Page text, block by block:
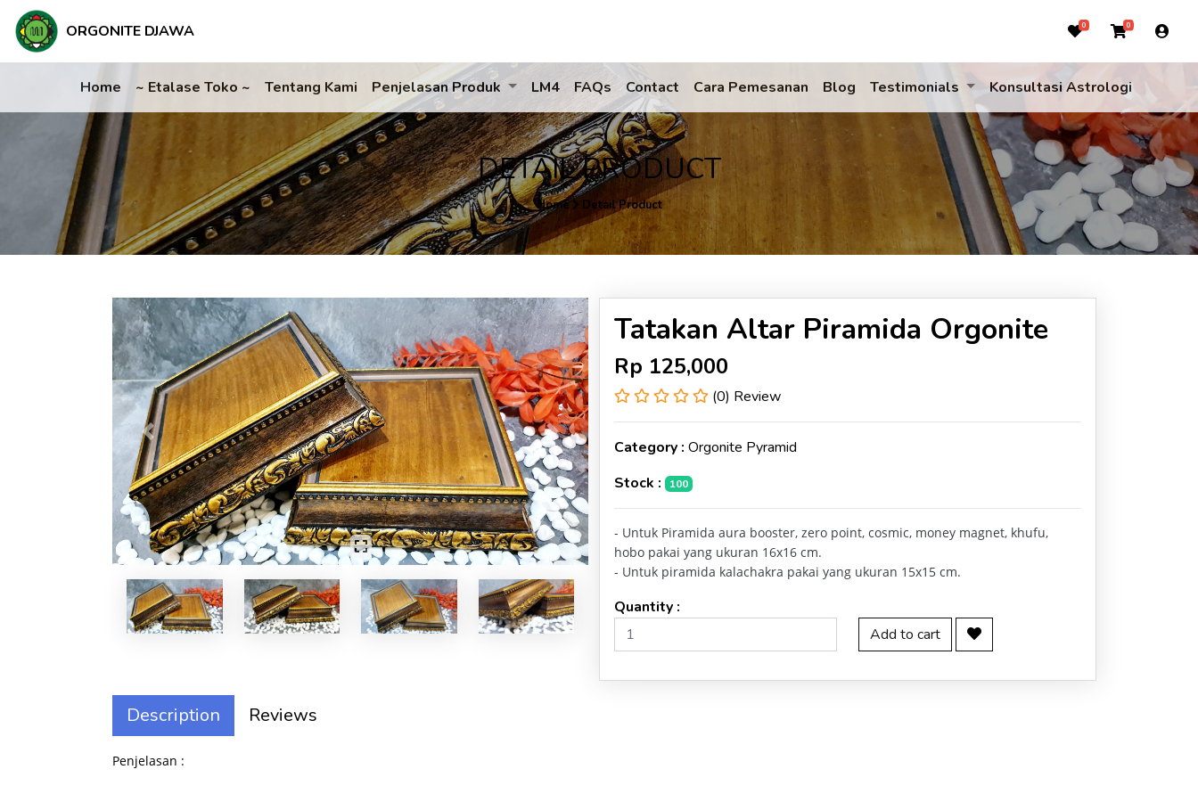
ORGONITE DJAWA 0 0
Home ~ Etalase Toko ~ Tentang Kami Penjelasan Produk LM4 FAQs Contact Cara Pemesanan Blog Testimonials Konsultasi Astrologi
DETAIL PRODUCT
Home Detail Product
Previous Next
Tatakan Altar Piramida Orgonite
Rp 125,000
(0) Review
Category : Orgonite Pyramid
Stock :
100
- Untuk Piramida aura booster, zero point, cosmic, money magnet, khufu,
hobo pakai yang ukuran 16x16 cm.
- Untuk piramida kalachakra pakai yang ukuran 15x15 cm.
Quantity :
Add to cart
Description Reviews
Penjelasan :